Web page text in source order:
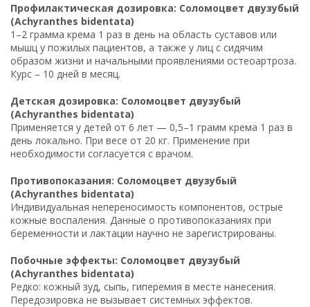
Профилактическая дозировка: Соломоцвет двузубый
(Achyranthes bidentata)
1–2 грамма крема 1 раз в день на область суставов или
мышц у пожилых пациентов, а также у лиц с сидячим
образом жизни и начальными проявлениями остеоартроза.
Курс – 10 дней в месяц.
Детская дозировка: Соломоцвет двузубый
(Achyranthes bidentata)
Применяется у детей от 6 лет — 0,5–1 грамм крема 1 раз в
день локально. При весе от 20 кг. Применение при
необходимости согласуется с врачом.
Противопоказания: Соломоцвет двузубый
(Achyranthes bidentata)
Индивидуальная непереносимость компонентов, острые
кожные воспаления. Данные о противопоказаниях при
беременности и лактации научно не зарегистрированы.
Побочные эффекты: Соломоцвет двузубый
(Achyranthes bidentata)
Редко: кожный зуд, сыпь, гиперемия в месте нанесения.
Передозировка не вызывает системных эффектов.